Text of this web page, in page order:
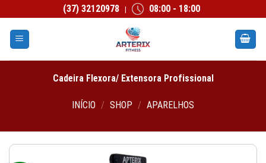
to
content
(37) 32120978 | 08:00 - 18:00
Cadeira Flexora/ Extensora Profissional
INÍCIO / SHOP / APARELHOS